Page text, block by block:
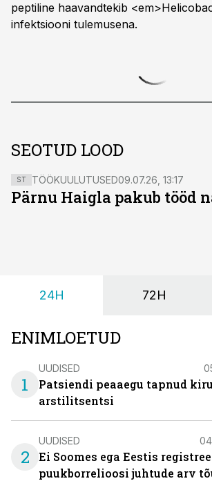
peptiline haavandtekib
infektsiooni tulemusena.
SEOTUD LOOD
ST TÖÖKUULUTUSED09.07.26, 13:17
Pärnu Haigla pakub tööd
24H 72H
ENIMLOETUD
1
UUDISED
Patsiendi peaaegu tapnud
arstilitsentsi
2
UUDISED
Ei Soomes ega Eestis
puukborrelioosi juhtude arv